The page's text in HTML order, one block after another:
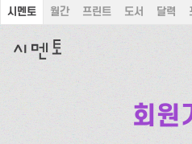
시멘토 월간 프린트 도서 달력
회원